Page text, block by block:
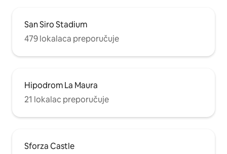
San Siro Stadium
479 lokalaca preporučuje
Hipodrom La Maura
21 lokalac preporučuje
Sforza Castle